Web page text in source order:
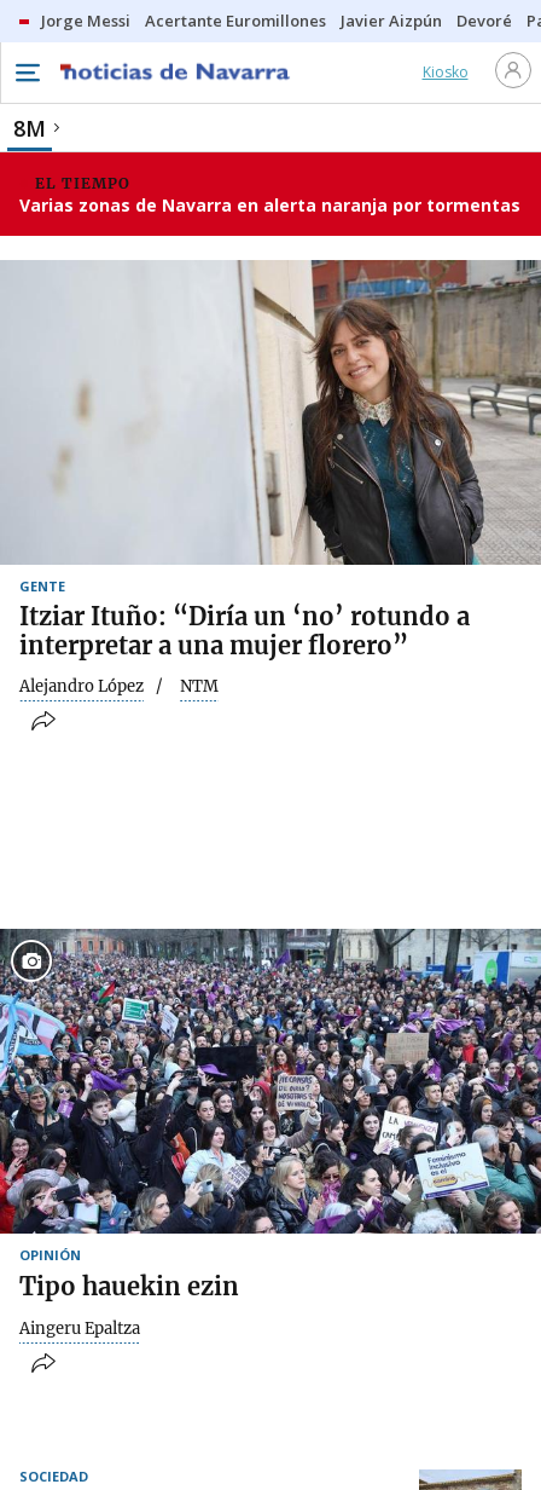
Jorge Messi Acertante Euromillones Javier Aizpún Devoré
Kiosko
8M
EL TIEMPO
Varias zonas de Navarra en alerta naranja por tormentas
GENTE
Itziar Ituño: “Diría un ‘no’ rotundo a
interpretar a una mujer florero”
Alejandro López NTM
OPINIÓN
Tipo hauekin ezin
Aingeru Epaltza
SOCIEDAD